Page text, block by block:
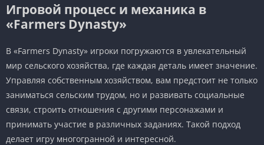
Игровой процесс и механика в
«Farmers Dynasty»
В «Farmers Dynasty» игроки погружаются в увлекательный
мир сельского хозяйства, где каждая деталь имеет значение.
Управляя собственным хозяйством, вам предстоит не только
заниматься сельским трудом, но и развивать социальные
связи, строить отношения с другими персонажами и
принимать участие в различных заданиях. Такой подход
делает игру многогранной и интересной.